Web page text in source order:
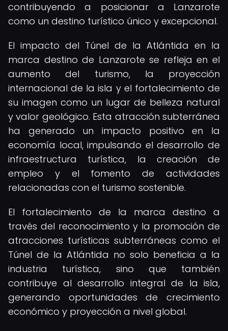
contribuyendo a posicionar a Lanzarote
como un destino turístico único y excepcional.
El impacto del Túnel de la Atlántida en la
marca destino de Lanzarote se refleja en el
aumento del turismo, la proyección
internacional de la isla y el fortalecimiento de
su imagen como un lugar de belleza natural
y valor geológico. Esta atracción subterránea
ha generado un impacto positivo en la
economía local, impulsando el desarrollo de
infraestructura turística, la creación de
empleo y el fomento de actividades
relacionadas con el turismo sostenible.
El fortalecimiento de la marca destino a
través del reconocimiento y la promoción de
atracciones turísticas subterráneas como el
Túnel de la Atlántida no solo beneficia a la
industria turística, sino que también
contribuye al desarrollo integral de la isla,
generando oportunidades de crecimiento
económico y proyección a nivel global.